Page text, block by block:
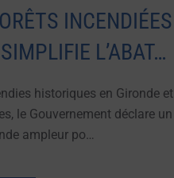
INCENDIÉES
L’ABAT…
historiques en Gironde et
le Gouvernement déclare un
ampleur po…